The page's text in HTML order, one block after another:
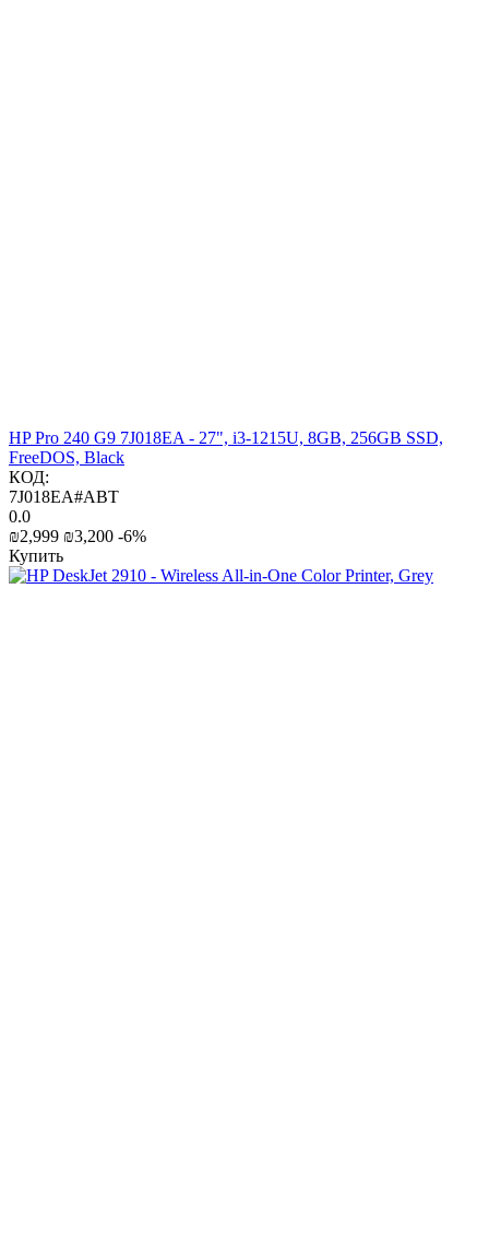
HP Pro 240 G9 7J018EA - 27", i3-1215U, 8GB, 256GB SSD,
FreeDOS, Black
КОД:
7J018EA#ABT
0.0
₪2,999 ₪3,200 -6%
Купить